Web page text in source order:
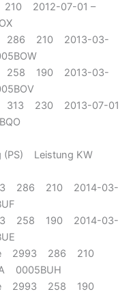
2012-07-01 –
286 210 2013-03-
258 190 2013-03-
313 230 2013-07-01
Leistung KW
286 210 2014-03-
258 190 2014-03-
2993 286 210
0005BUH
2993 258 190